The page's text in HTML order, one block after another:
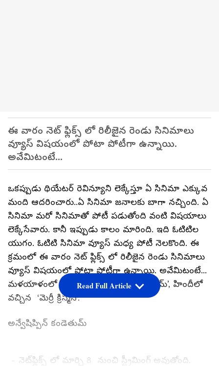
ఈ వారం నెట్ ఫ్లిక్స్ లో రిలీజైన రెండు సినిమాలు
వ్యూస్ విషయంలో పోటా పోటీగా ఉన్నాయి.
అవేమిటంటే...
ఒకప్పుడు థియేటర్ రెవిన్యూని లెక్కేస్తూ ఏ సినిమా ఎక్కువ
మంది ఆదరించారు..ఏ సినిమా జనాలకు బాగా నచ్చింది. ఏ
సినిమా మరో సినిమాతో పోటీ పడుతోంది వంటి విషయాలు
లెక్కేసేవారు. కానీ ఇప్పుడు కాలం మారింది. ఇది ఓటిటిల
యుగం. ఓటిటి సినిమా వ్యూస్ మధ్య పోటీ నెలకొంది. ఈ
క్రమంలో ఈ వారం నెట్ ఫ్లిక్స్ లో రిలీజైన రెండు సినిమాలు
వ్యూస్ విషయంలో పోటా పోటీగా ఉన్నాయి. అవేమిటంటే...
మళయాళంలో వచ్చిన ‘అన్వేషిప్పిన్‌ కండెతుమ్’, హిందీలో
వచ్చిన ‘మెర్రీ క్రిస్మస్’.
అన్వేషిప్పిన్ కండెతుమ్
- నెట్‌ఫ్లిక్స్ లో మార్చి 8 నుంచి స్ట్రీమింగ్ అవుతోంది.
Read Full Article